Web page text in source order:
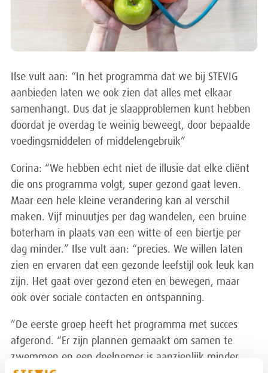
Ilse vult aan: “In het programma dat we bij STEVIG
aanbieden laten we ook zien dat alles met elkaar
samenhangt. Dus dat je slaapproblemen kunt hebben
doordat je overdag te weinig beweegt, door bepaalde
voedingsmiddelen of middelengebruik”
Corina: “We hebben echt niet de illusie dat elke cliënt
die ons programma volgt, super gezond gaat leven.
Maar een hele kleine verandering kan al verschil
maken. Vijf minuutjes per dag wandelen, een bruine
boterham in plaats van een witte of een biertje per
dag minder.” Ilse vult aan: “precies. We willen laten
zien en ervaren dat een gezonde leefstijl ook leuk kan
zijn. Het gaat over gezond eten en bewegen, maar
ook over sociale contacten en ontspanning.
”De eerste groep heeft het programma met succes
afgerond. “Er zijn plannen gemaakt om samen te
zwemmen en een deelnemer is aanzienlijk minder